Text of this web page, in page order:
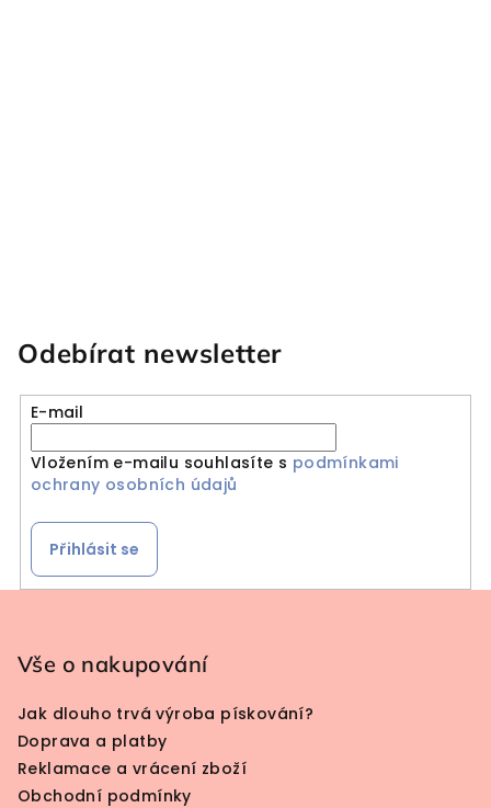
Odebírat newsletter
E-mail
Vložením e-mailu souhlasíte s podmínkami
ochrany osobních údajů
Přihlásit se
Vše o nakupování
Jak dlouho trvá výroba pískování?
Doprava a platby
Reklamace a vrácení zboží
Obchodní podmínky